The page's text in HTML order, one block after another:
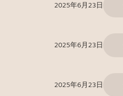
2025年6月23日
2025年6月23日
2025年6月23日